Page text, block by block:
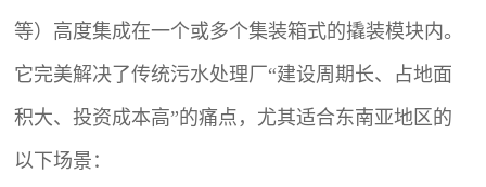
等）高度集成在一个或多个集装箱式的撬装模块内。
它完美解决了传统污水处理厂“建设周期长、占地面
积大、投资成本高”的痛点，尤其适合东南亚地区的
以下场景：